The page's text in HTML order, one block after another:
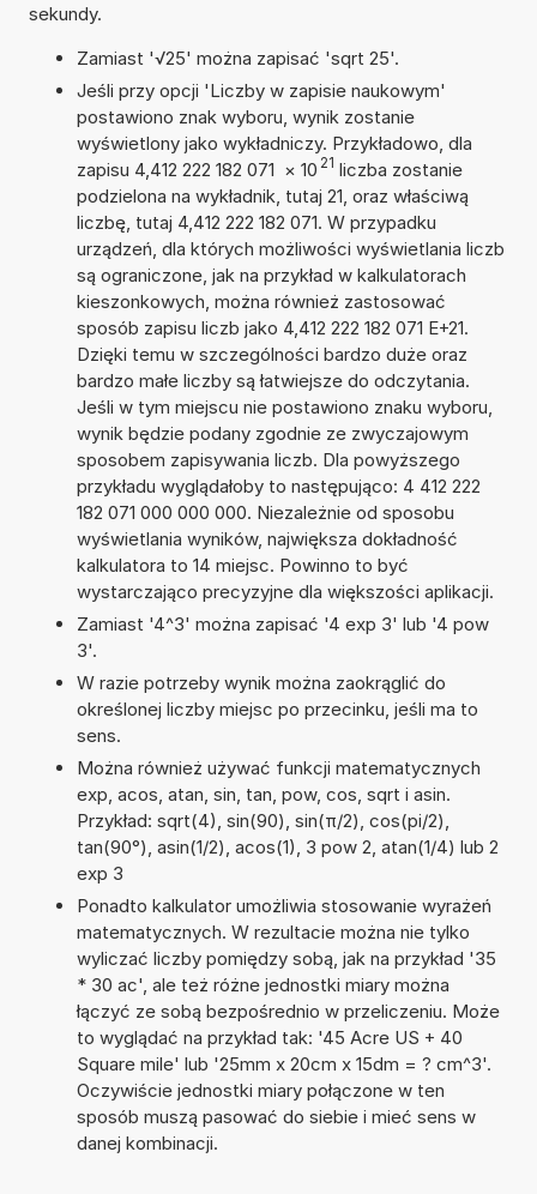
sekundy.
Zamiast '√25' można zapisać 'sqrt 25'.
Jeśli przy opcji 'Liczby w zapisie naukowym'
postawiono znak wyboru, wynik zostanie
wyświetlony jako wykładniczy. Przykładowo, dla
zapisu 4,412 222 182 071 × 10 21 liczba zostanie
podzielona na wykładnik, tutaj 21, oraz właściwą
liczbę, tutaj 4,412 222 182 071. W przypadku
urządzeń, dla których możliwości wyświetlania liczb
są ograniczone, jak na przykład w kalkulatorach
kieszonkowych, można również zastosować
sposób zapisu liczb jako 4,412 222 182 071 E+21.
Dzięki temu w szczególności bardzo duże oraz
bardzo małe liczby są łatwiejsze do odczytania.
Jeśli w tym miejscu nie postawiono znaku wyboru,
wynik będzie podany zgodnie ze zwyczajowym
sposobem zapisywania liczb. Dla powyższego
przykładu wyglądałoby to następująco: 4 412 222
182 071 000 000 000. Niezależnie od sposobu
wyświetlania wyników, największa dokładność
kalkulatora to 14 miejsc. Powinno to być
wystarczająco precyzyjne dla większości aplikacji.
Zamiast '4^3' można zapisać '4 exp 3' lub '4 pow
3'.
W razie potrzeby wynik można zaokrąglić do
określonej liczby miejsc po przecinku, jeśli ma to
sens.
Można również używać funkcji matematycznych
exp, acos, atan, sin, tan, pow, cos, sqrt i asin.
Przykład: sqrt(4), sin(90), sin(π/2), cos(pi/2),
tan(90°), asin(1/2), acos(1), 3 pow 2, atan(1/4) lub 2
exp 3
Ponadto kalkulator umożliwia stosowanie wyrażeń
matematycznych. W rezultacie można nie tylko
wyliczać liczby pomiędzy sobą, jak na przykład '35
* 30 ac', ale też różne jednostki miary można
łączyć ze sobą bezpośrednio w przeliczeniu. Może
to wyglądać na przykład tak: '45 Acre US + 40
Square mile' lub '25mm x 20cm x 15dm = ? cm^3'.
Oczywiście jednostki miary połączone w ten
sposób muszą pasować do siebie i mieć sens w
danej kombinacji.